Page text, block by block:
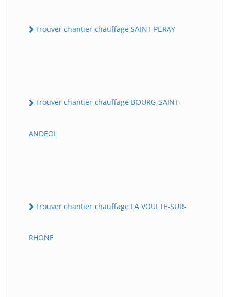
Trouver chantier chauffage SAINT-PERAY
Trouver chantier chauffage BOURG-SAINT-
ANDEOL
Trouver chantier chauffage LA VOULTE-SUR-
RHONE